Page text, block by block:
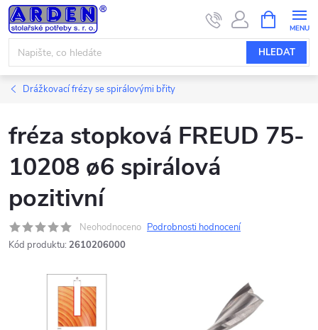
Přejít
na
obsah
HLEDAT
NÁKUPNÍ
KOŠÍK
Drážkovací frézy se spirálovými břity
fréza stopková FREUD 75-
10208 ø6 spirálová
pozitivní
Neohodnoceno Podrobnosti hodnocení
Kód produktu: 2610206000